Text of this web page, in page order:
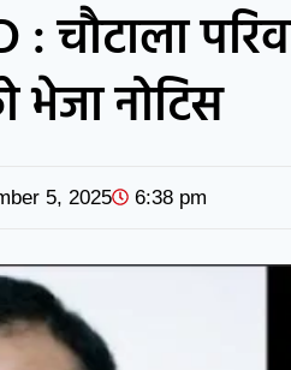
चौटाला
नोटिस
5, 2025 6:38 pm